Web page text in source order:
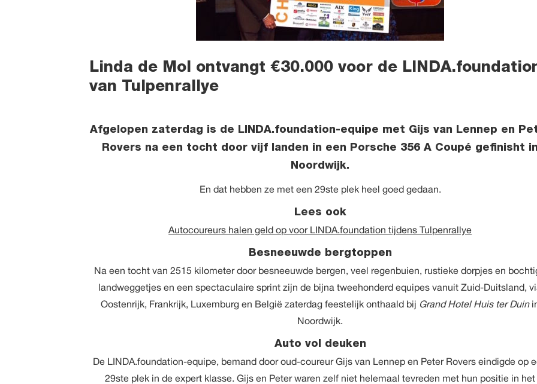
Linda de Mol ontvangt €30.000 voor de
van Tulpenrallye
Afgelopen zaterdag is de LINDA.foundation-equipe met Gijs van Lennep en
Rovers na een tocht door vijf landen in een Porsche 356 A Coupé gefinisht in
Noordwijk.
En dat hebben ze met een 29ste plek heel goed gedaan.
Lees ook
Autocoureurs halen geld op voor LINDA.foundation tijdens Tulpenrallye
Besneeuwde bergtoppen
Na een tocht van 2515 kilometer door besneeuwde bergen, veel regenbuien, rustieke dorpjes en
landweggetjes en een spectaculaire sprint zijn de bijna tweehonderd equipes vanuit Zuid-Duitsland,
Oostenrijk, Frankrijk, Luxemburg en België zaterdag feestelijk onthaald bij Grand Hotel Huis ter Duin
Noordwijk.
Auto vol deuken
De LINDA.foundation-equipe, bemand door oud-coureur Gijs van Lennep en Peter Rovers eindigde op
29ste plek in de expert klasse. Gijs en Peter waren zelf niet helemaal tevreden met hun positie in het